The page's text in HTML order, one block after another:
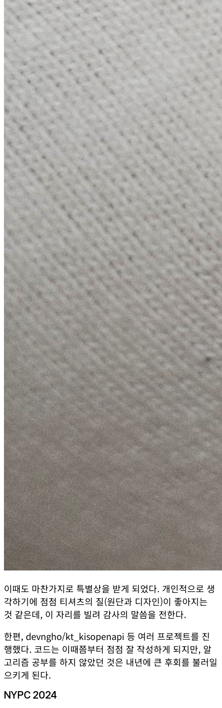
이때도 마찬가지로 특별상을 받게 되었다. 개인적으로 생
각하기에 점점 티셔츠의 질(원단과 디자인)이 좋아지는
것 같은데, 이 자리를 빌려 감사의 말씀을 전한다.
한편, devngho/kt_kisopenapi 등 여러 프로젝트를 진
행했다. 코드는 이때쯤부터 점점 잘 작성하게 되지만, 알
고리즘 공부를 하지 않았던 것은 내년에 큰 후회를 불러일
으키게 된다.
NYPC 2024